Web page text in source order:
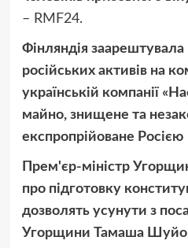
– RMF24.
Фінляндія
російських активів на
українській компанії
майно, знищене та
експропрійоване Росією
Прем'єр-міністр
про підготовку
дозволять усунути з
Угорщини Тамаша